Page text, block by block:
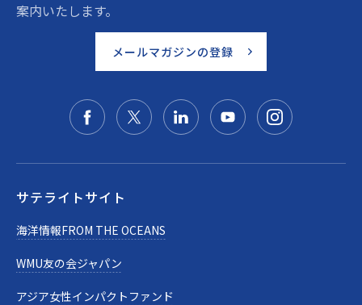
案内いたします。
メールマガジンの登録
サテライトサイト
海洋情報FROM THE OCEANS
WMU友の会ジャパン
アジア女性インパクトファンド